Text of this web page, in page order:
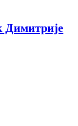
Димитрије